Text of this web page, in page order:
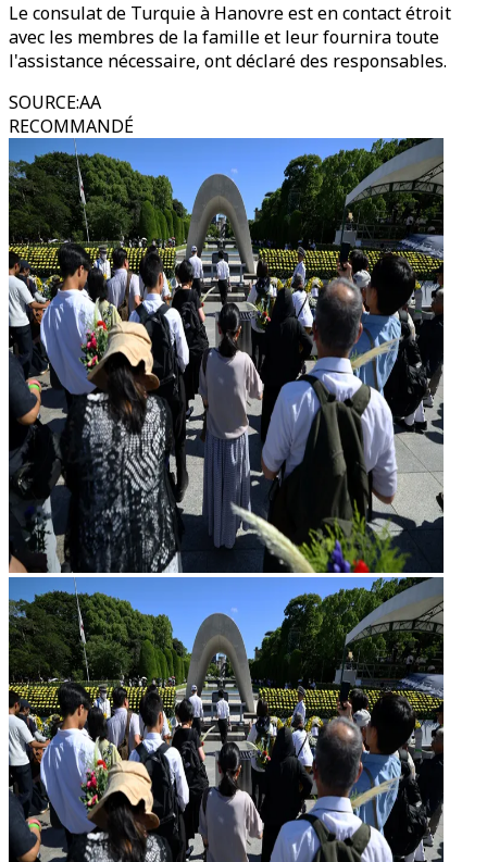
Le consulat de Turquie à Hanovre est en contact étroit
avec les membres de la famille et leur fournira toute
l'assistance nécessaire, ont déclaré des responsables.
SOURCE:AA
RECOMMANDÉ